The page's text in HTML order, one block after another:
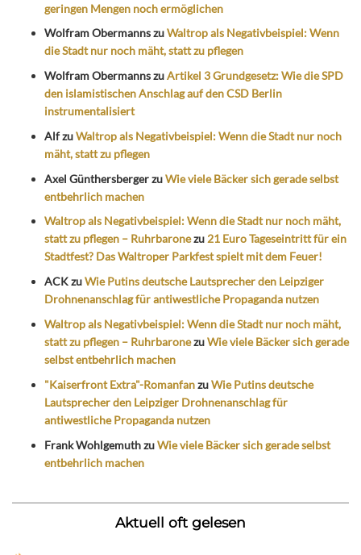
geringen Mengen noch ermöglichen
Wolfram ObermannszuWaltrop als Negativbeispiel: Wenn
die Stadt nur noch mäht, statt zu pflegen
Wolfram ObermannszuArtikel 3 Grundgesetz: Wie die SPD
den islamistischen Anschlag auf den CSD Berlin
instrumentalisiert
AlfzuWaltrop als Negativbeispiel: Wenn die Stadt nur noch
mäht, statt zu pflegen
Axel GünthersbergerzuWie viele Bäcker sich gerade selbst
entbehrlich machen
Waltrop als Negativbeispiel: Wenn die Stadt nur noch mäht,
statt zu pflegen – Ruhrbaronezu21 Euro Tageseintritt für ein
Stadtfest? Das Waltroper Parkfest spielt mit dem Feuer!
ACKzuWie Putins deutsche Lautsprecher den Leipziger
Drohnenanschlag für antiwestliche Propaganda nutzen
Waltrop als Negativbeispiel: Wenn die Stadt nur noch mäht,
statt zu pflegen – RuhrbaronezuWie viele Bäcker sich gerade
selbst entbehrlich machen
"Kaiserfront Extra"-RomanfanzuWie Putins deutsche
Lautsprecher den Leipziger Drohnenanschlag für
antiwestliche Propaganda nutzen
Frank WohlgemuthzuWie viele Bäcker sich gerade selbst
entbehrlich machen
Aktuell oft gelesen